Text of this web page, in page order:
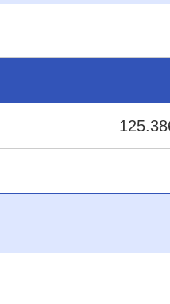
125.38